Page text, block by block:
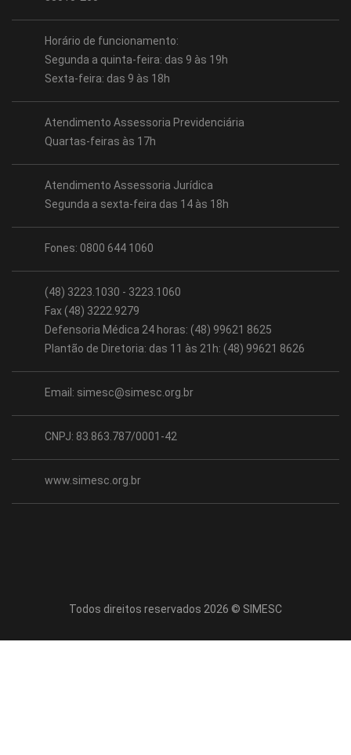
Horário de funcionamento:
Segunda a quinta-feira: das 9 às 19h
Sexta-feira: das 9 às 18h
Atendimento Assessoria Previdenciária
Quartas-feiras às 17h
Atendimento Assessoria Jurídica
Segunda a sexta-feira das 14 às 18h
Fones: 0800 644 1060
(48) 3223.1030 - 3223.1060
Fax (48) 3222.9279
Defensoria Médica 24 horas: (48) 99621 8625
Plantão de Diretoria: das 11 às 21h: (48) 99621 8626
Email: simesc@simesc.org.br
CNPJ: 83.863.787/0001-42
www.simesc.org.br
Todos direitos reservados 2026 © SIMESC